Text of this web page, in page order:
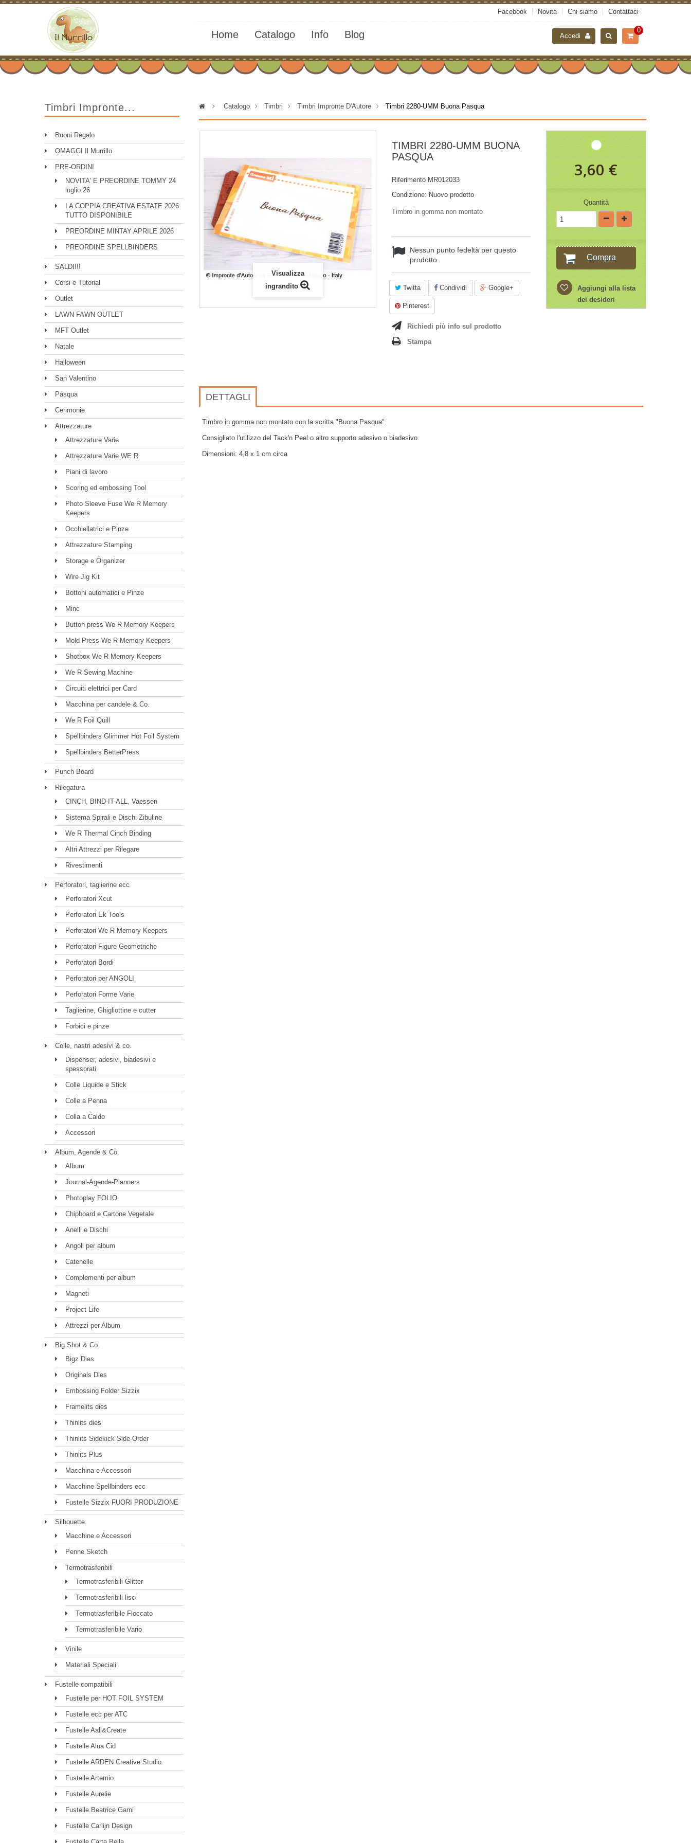
Facebook Novità Chi siamo Contattaci
0
Home Catalogo Info Blog Accedi
Timbri Impronte...
Buoni Regalo
OMAGGI Il Murrillo
PRE-ORDINI
NOVITA' E PREORDINE TOMMY 24
luglio 26
LA COPPIA CREATIVA ESTATE 2026:
TUTTO DISPONIBILE
PREORDINE MINTAY APRILE 2026
PREORDINE SPELLBINDERS
SALDI!!!
Corsi e Tutorial
Outlet
LAWN FAWN OUTLET
MFT Outlet
Natale
Halloween
San Valentino
Pasqua
Cerimonie
Attrezzature
Attrezzature Varie
Attrezzature Varie WE R
Piani di lavoro
Scoring ed embossing Tool
Photo Sleeve Fuse We R Memory
Keepers
Occhiellatrici e Pinze
Attrezzature Stamping
Storage e Organizer
Wire Jig Kit
Bottoni automatici e Pinze
Minc
Button press We R Memory Keepers
Mold Press We R Memory Keepers
Shotbox We R Memory Keepers
We R Sewing Machine
Circuiti elettrici per Card
Macchina per candele & Co.
We R Foil Quill
Spellbinders Glimmer Hot Foil System
Spellbinders BetterPress
Punch Board
Rilegatura
CINCH, BIND-IT-ALL, Vaessen
Sistema Spirali e Dischi Zibuline
We R Thermal Cinch Binding
Altri Attrezzi per Rilegare
Rivestimenti
Perforatori, taglierine ecc
Perforatori Xcut
Perforatori Ek Tools
Perforatori We R Memory Keepers
Perforatori Figure Geometriche
Perforatori Bordi
Perforatori per ANGOLI
Perforatori Forme Varie
Taglierine, Ghigliottine e cutter
Forbici e pinze
Colle, nastri adesivi & co.
Dispenser, adesivi, biadesivi e
spessorati
Colle Liquide e Stick
Colle a Penna
Colla a Caldo
Accessori
Album, Agende & Co.
Album
Journal-Agende-Planners
Photoplay FOLIO
Chipboard e Cartone Vegetale
Anelli e Dischi
Angoli per album
Catenelle
Complementi per album
Magneti
Project Life
Attrezzi per Album
Big Shot & Co.
Bigz Dies
Originals Dies
Embossing Folder Sizzix
Framelits dies
Thinlits dies
Thinlits Sidekick Side-Order
Thinlits Plus
Macchina e Accessori
Macchine Spellbinders ecc
Fustelle Sizzix FUORI PRODUZIONE
Silhouette
Macchine e Accessori
Penne Sketch
Termotrasferibili
Termotrasferibili Glitter
Termotrasferibili lisci
Termotrasferibile Floccato
Termotrasferibile Vario
Vinile
Materiali Speciali
Fustelle compatibili
Fustelle per HOT FOIL SYSTEM
Fustelle ecc per ATC
Fustelle Aall&Create
Fustelle Alua Cid
Fustelle ARDEN Creative Studio
Fustelle Artemio
Fustelle Aurelie
Fustelle Beatrice Garni
Fustelle Carlijn Design
> Catalogo > Timbri > Timbri Impronte D'Autore > Timbri 2280-UMM Buona Pasqua
Visualizza
ingrandito
TIMBRI 2280-UMM BUONA
PASQUA
Riferimento MR012033
Condizione: Nuovo prodotto
Timbro in gomma non montato
Nessun punto fedeltà per questo
prodotto.
Twitta Condividi Google+
Pinterest
Richiedi più info sul prodotto
Stampa
3,60 €
Quantità
Compra
Aggiungi alla lista
dei desideri
DETTAGLI
Timbro in gomma non montato con la scritta "Buona Pasqua".
Consigliato l'utilizzo del Tack'n Peel o altro supporto adesivo o biadesivo.
Dimensioni: 4,8 x 1 cm circa